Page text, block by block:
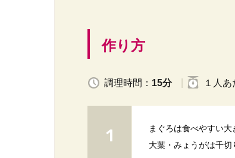
作り方
調理時間： 15分 １人 あ
まぐろは食べやすい
大葉・みょうがは千切